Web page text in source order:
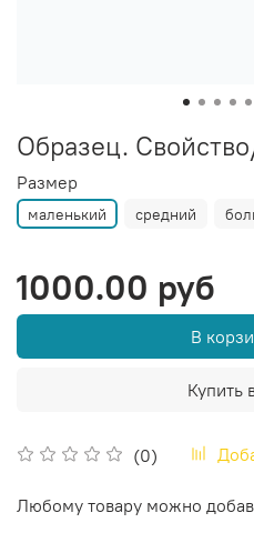
Образец.
(0)
Размер
маленький средний
1000.00 руб
В
Купить
Любому товару можно